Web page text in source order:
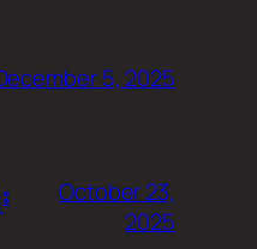
5, 2025
October 23,
2025